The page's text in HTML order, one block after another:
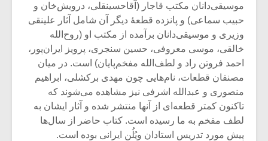
موسیقی‌دانان مکتب قاجار (آقاحسینقلی، درویش‌خان و
حبیب سماعی) و پانزده قطعۀ دیگر آن شامل آثار علینقی
وزیری و موسیقی‌دانان برآمده از مکتب او (روح‌الله
خالقی، موسی معروفی، حسین سنجری، پرویز ایران‌پور،
احمد فروتن راد و لطف‌الله مفخم‌پایان) است. در میان
مصنفان قطعات، نام‌هایی چون مهدی برکشلی، ابراهیم
منصوری و عبدالله‌ اشرفی نیز مشاهده می‌شوند که
تاکنون کمتر قطعه‌ای از آنها منتشر شده و آثار ایشان به
لطف مفخم‌ به ما رسیده است. کتاب حاضر از سال‌ها
پیش مورد تدریس استادان ویُلُن ایرانی بوده است.